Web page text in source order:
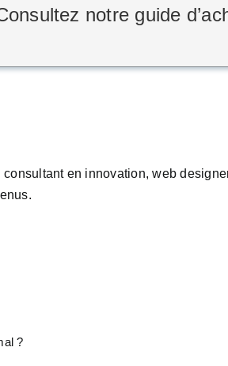
notre guide
en innovation, web
?